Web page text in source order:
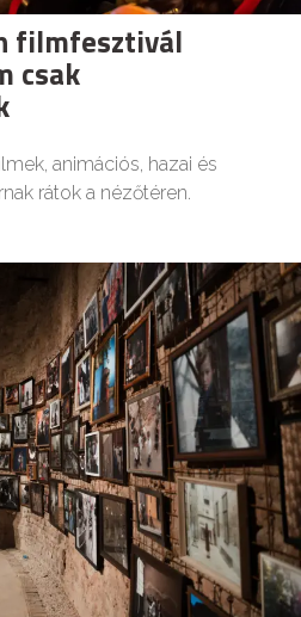
filmfesztivál
csak
animációs, hazai és
rátok a nézőtéren.